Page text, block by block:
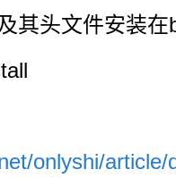
其头文件安装
onlyshi/article/